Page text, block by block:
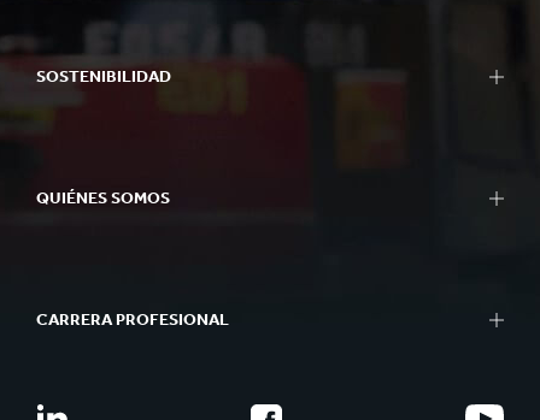
SOSTENIBILIDAD
QUIÉNES SOMOS
CARRERA PROFESIONAL